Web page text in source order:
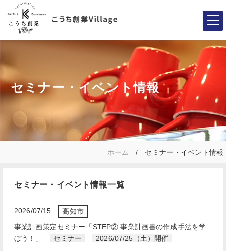
セミナー・イベント情報
ホーム セミナー・イベント情報
セミナー・イベント情報一覧
2026/07/15
高知市
事業計画策定セミナー「STEP② 事業計画書の作成手法を学
ぼう！」
セミナー 2026/07/25（土）開催